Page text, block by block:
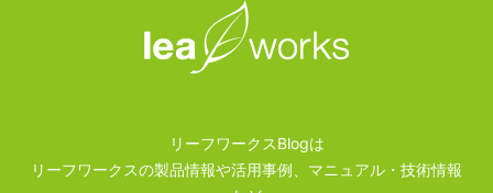
リーフワークスBlogは
リーフワークスの製品情報や活用事例、マニュアル・技術情報